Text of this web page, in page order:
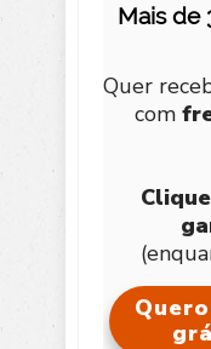
Mais de
Quer
com